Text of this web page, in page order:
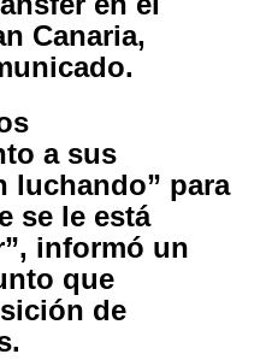
Canaria,
a sus
luchando” para
se le está
informó un
que
de